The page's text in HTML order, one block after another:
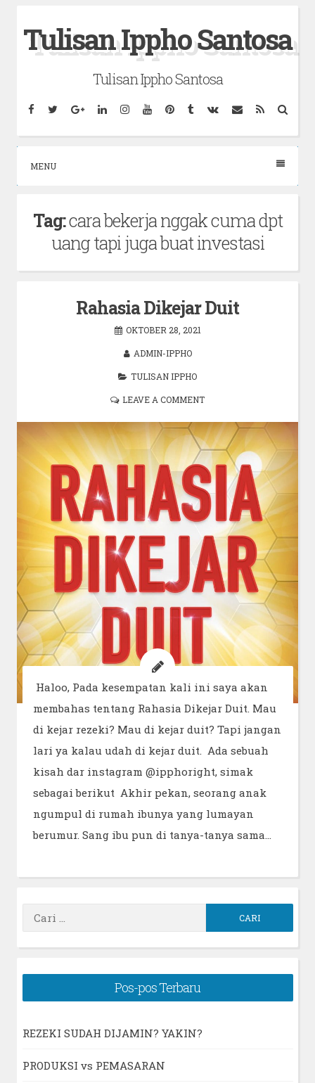
to
content
Tulisan Ippho Santosa
Tulisan Ippho Santosa
Facebook
TwitterGoogleLinkedinInstagram
YouTubePinterest
TumblrVK EmailRSS
MENU
Tag:cara bekerja nggak cuma dpt
uang tapi juga buat investasi
Rahasia Dikejar Duit
OKTOBER 28, 2021
ADMIN-IPPHO
TULISAN IPPHO
LEAVE A COMMENT
Haloo, Pada kesempatan kali ini saya akan
membahas tentang Rahasia Dikejar Duit. Mau
di kejar rezeki? Mau di kejar duit? Tapi jangan
lari ya kalau udah di kejar duit. Ada sebuah
kisah dar instagram @ipphoright, simak
sebagai berikut Akhir pekan, seorang anak
ngumpul di rumah ibunya yang lumayan
berumur. Sang ibu pun di tanya-tanya sama…
untuk:
Pos-pos Terbaru
REZEKI SUDAH DIJAMIN? YAKIN?
PRODUKSI vs PEMASARAN